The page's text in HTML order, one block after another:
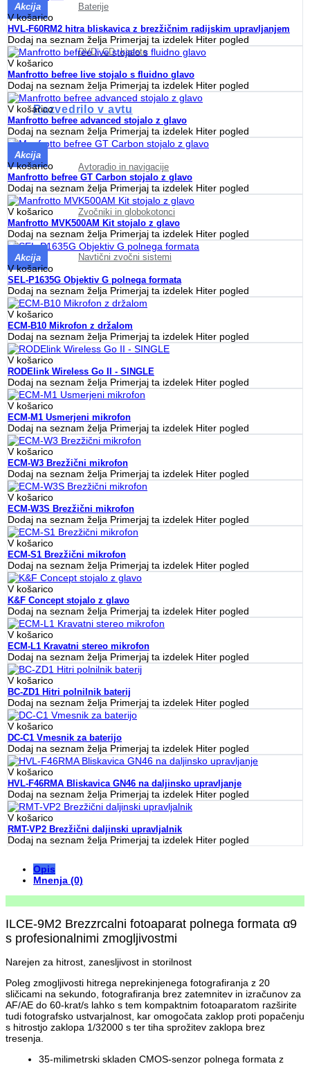
Baterije
DVD, CD, kasete
Razvedrilo v avtu
Avtoradio in navigacije
Zvočniki in globokotonci
Navtični zvočni sistemi
Akcija
V košarico
HVL-F60RM2 hitra bliskavica z brezžičnim radijskim upravljanjem
Dodaj na seznam želja Primerjaj ta izdelek Hiter pogled
V košarico
Manfrotto befree live stojalo s fluidno glavo
Dodaj na seznam želja Primerjaj ta izdelek Hiter pogled
V košarico
Manfrotto befree advanced stojalo z glavo
Dodaj na seznam želja Primerjaj ta izdelek Hiter pogled
Akcija
V košarico
Manfrotto befree GT Carbon stojalo z glavo
Dodaj na seznam želja Primerjaj ta izdelek Hiter pogled
V košarico
Manfrotto MVK500AM Kit stojalo z glavo
Dodaj na seznam želja Primerjaj ta izdelek Hiter pogled
Akcija
V košarico
SEL-P1635G Objektiv G polnega formata
Dodaj na seznam želja Primerjaj ta izdelek Hiter pogled
V košarico
ECM-B10 Mikrofon z držalom
Dodaj na seznam želja Primerjaj ta izdelek Hiter pogled
V košarico
RODElink Wireless Go II - SINGLE
Dodaj na seznam želja Primerjaj ta izdelek Hiter pogled
V košarico
ECM-M1 Usmerjeni mikrofon
Dodaj na seznam želja Primerjaj ta izdelek Hiter pogled
V košarico
ECM-W3 Brezžični mikrofon
Dodaj na seznam želja Primerjaj ta izdelek Hiter pogled
V košarico
ECM-W3S Brezžični mikrofon
Dodaj na seznam želja Primerjaj ta izdelek Hiter pogled
V košarico
ECM-S1 Brezžični mikrofon
Dodaj na seznam želja Primerjaj ta izdelek Hiter pogled
V košarico
K&F Concept stojalo z glavo
Dodaj na seznam želja Primerjaj ta izdelek Hiter pogled
V košarico
ECM-L1 Kravatni stereo mikrofon
Dodaj na seznam želja Primerjaj ta izdelek Hiter pogled
V košarico
BC-ZD1 Hitri polnilnik baterij
Dodaj na seznam želja Primerjaj ta izdelek Hiter pogled
V košarico
DC-C1 Vmesnik za baterijo
Dodaj na seznam želja Primerjaj ta izdelek Hiter pogled
V košarico
HVL-F46RMA Bliskavica GN46 na daljinsko upravljanje
Dodaj na seznam želja Primerjaj ta izdelek Hiter pogled
V košarico
RMT-VP2 Brezžični daljinski upravljalnik
Dodaj na seznam želja Primerjaj ta izdelek Hiter pogled
Opis
Mnenja (0)
ILCE-9M2 Brezzrcalni fotoaparat polnega formata α9
s profesionalnimi zmogljivostmi
Narejen za hitrost, zanesljivost in storilnost
Poleg zmogljivosti hitrega neprekinjenega fotografiranja z 20
sličicami na sekundo, fotografiranja brez zatemnitev in izračunov za
AF/AE do 60-krat/s lahko s tem kompaktnim fotoaparatom razširite
tudi fotografsko ustvarjalnost, kar omogočata zaklop proti popačenju
s hitrostjo zaklopa 1/32000 s ter tiha sprožitev zaklopa brez
tresenja.
35-milimetrski skladen CMOS-senzor polnega formata z